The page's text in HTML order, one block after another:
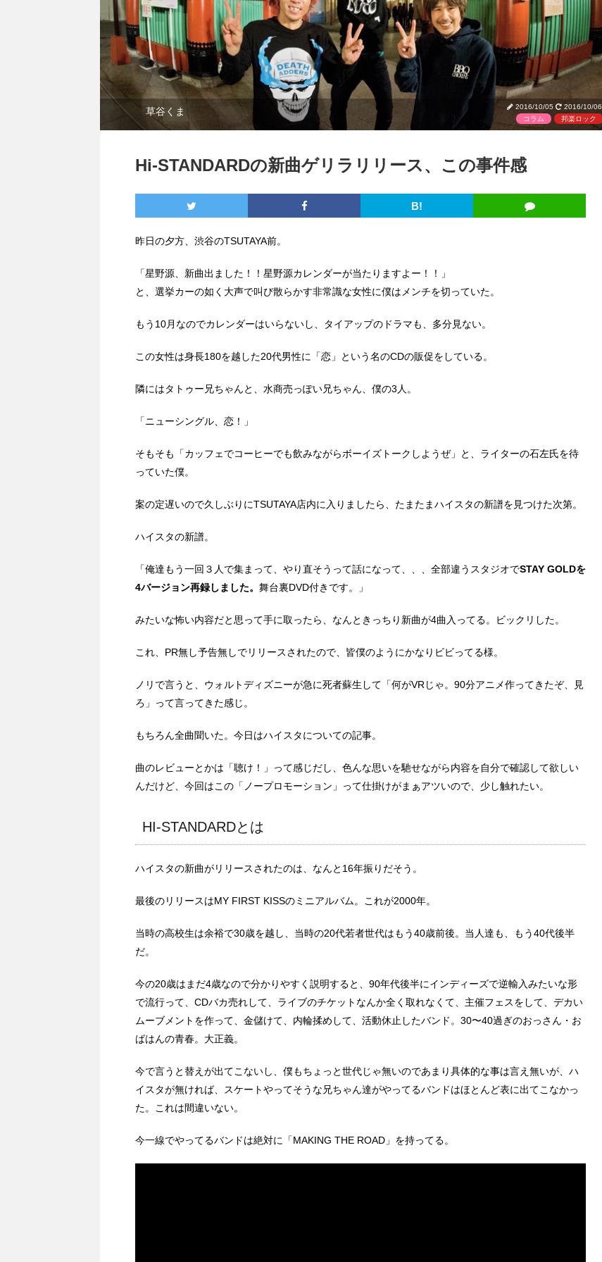
草谷くま 2016/10/05
2016/10/06
コラム
邦楽ロック
Hi-STANDARDの新曲ゲリラリリース、この事件感
B!
昨日の夕方、渋谷のTSUTAYA前。
「星野源、新曲出ました！！星野源カレンダーが当たりますよー！！」
と、選挙カーの如く大声で叫び散らかす非常識な女性に僕はメンチを切っていた。
もう10月なのでカレンダーはいらないし、タイアップのドラマも、多分見ない。
この女性は身長180を越した20代男性に「恋」という名のCDの販促をしている。
隣にはタトゥー兄ちゃんと、水商売っぽい兄ちゃん、僕の3人。
「ニューシングル、恋！」
そもそも「カッフェでコーヒーでも飲みながらボーイズトークしようぜ」と、ライターの石左氏を待
っていた僕。
案の定遅いので久しぶりにTSUTAYA店内に入りましたら、たまたまハイスタの新譜を見つけた次第。
ハイスタの新譜。
「俺達もう一回３人で集まって、やり直そうって話になって、、、全部違うスタジオでSTAY GOLDを
4バージョン再録しました。 舞台裏DVD付きです。」
みたいな怖い内容だと思って手に取ったら、なんときっちり新曲が4曲入ってる。ビックリした。
これ、PR無し予告無しでリリースされたので、皆僕のようにかなりビビってる様。
ノリで言うと、ウォルトディズニーが急に死者蘇生して「何がVRじゃ。90分アニメ作ってきたぞ、見
ろ」って言ってきた感じ。
もちろん全曲聞いた。今日はハイスタについての記事。
曲のレビューとかは「聴け！」って感じだし、色んな思いを馳せながら内容を自分で確認して欲しい
んだけど、今回はこの「ノープロモーション」って仕掛けがまぁアツいので、少し触れたい。
HI-STANDARDとは
ハイスタの新曲がリリースされたのは、なんと16年振りだそう。
最後のリリースはMY FIRST KISSのミニアルバム。これが2000年。
当時の高校生は余裕で30歳を越し、当時の20代若者世代はもう40歳前後。当人達も、もう40代後半
だ。
今の20歳はまだ4歳なので分かりやすく説明すると、90年代後半にインディーズで逆輸入みたいな形
で流行って、CDバカ売れして、ライブのチケットなんか全く取れなくて、主催フェスをして、デカい
ムーブメントを作って、金儲けて、内輪揉めして、活動休止したバンド。30〜40過ぎのおっさん・お
ばはんの青春。大正義。
今で言うと替えが出てこないし、僕もちょっと世代じゃ無いのであまり具体的な事は言え無いが、ハ
イスタが無ければ、スケートやってそうな兄ちゃん達がやってるバンドはほとんど表に出てこなかっ
た。これは間違いない。
今一線でやってるバンドは絶対に「MAKING THE ROAD」を持ってる。